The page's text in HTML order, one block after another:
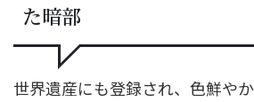
た暗部
世界遺産にも登録され、色鮮や